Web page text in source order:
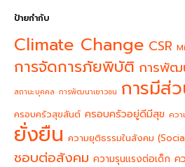
ป้ายกำกับ
Climate Change CSR
การจัดการภัยพิบัติ การพัฒ
สถานะบุคคล การพัฒนาเยาวชน การมีส่
ครอบครัวสุขสันต์ ครอบครัวอยู่ดีมีสุข คว
ยั่งยืน ความยุติธรรมในสังคม
ชอบต่อสังคม ความรุนแรงต่อเด็ก ค